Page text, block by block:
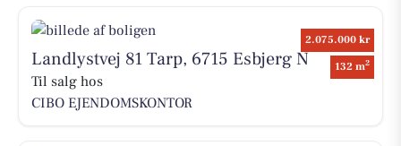
2.075.000 kr
132 m2
Landlystvej 81 Tarp, 6715 Esbjerg N
Til salg hos
CIBO EJENDOMSKONTOR